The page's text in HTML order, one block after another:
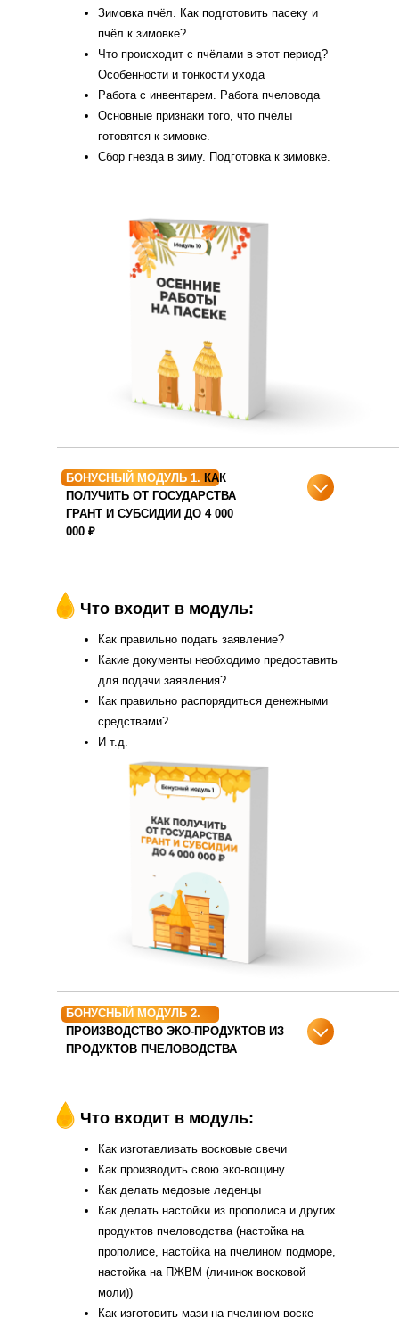
Зимовка пчёл. Как подготовить пасеку и
пчёл к зимовке?
Что происходит с пчёлами в этот период?
Особенности и тонкости ухода
Работа с инвентарем. Работа пчеловода
Основные признаки того, что пчёлы
готовятся к зимовке.
Сбор гнезда в зиму. Подготовка к зимовке.
БОНУСНЫЙ МОДУЛЬ 1. КАК
ПОЛУЧИТЬ ОТ ГОСУДАРСТВА
ГРАНТ И СУБСИДИИ ДО 4 000
000 ₽
Что входит в модуль:
Как правильно подать заявление?
Какие документы необходимо предоставить
для подачи заявления?
Как правильно распорядиться денежными
средствами?
И т.д.
БОНУСНЫЙ МОДУЛЬ 2.
ПРОИЗВОДСТВО ЭКО-ПРОДУКТОВ ИЗ
ПРОДУКТОВ ПЧЕЛОВОДСТВА
Что входит в модуль:
Как изготавливать восковые свечи
Как производить свою эко-вощину
Как делать медовые леденцы
Как делать настойки из прополиса и других
продуктов пчеловодства (настойка на
прополисе, настойка на пчелином подморе,
настойка на ПЖВМ (личинок восковой
моли))
Как изготовить мази на пчелином воске